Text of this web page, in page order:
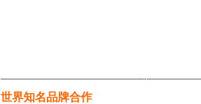
—————————————————-
世界知名品牌合作